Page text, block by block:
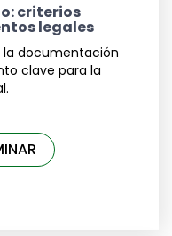
criterios
legales
documentación
clave para la